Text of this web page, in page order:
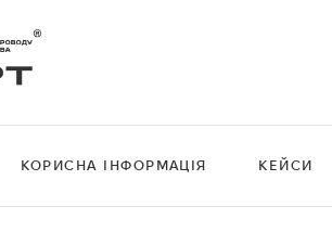
КОРИСНА ІНФОРМАЦІЯ КЕЙСИ